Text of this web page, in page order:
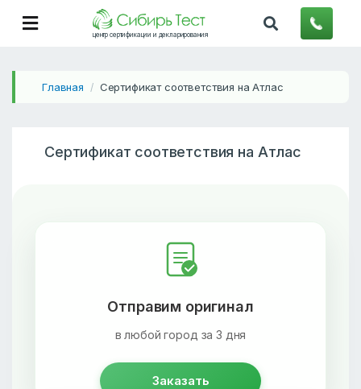
центр сертификации и декларирования
Главная / Сертификат соответствия на Атлас
Сертификат соответствия на Атлас
Отправим оригинал
в любой город за 3 дня
Заказать